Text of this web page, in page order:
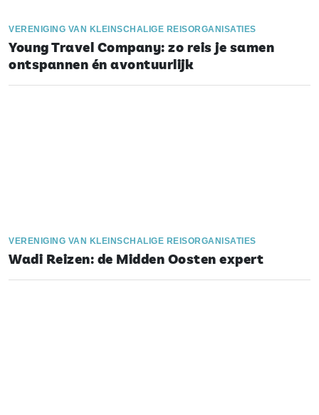
VERENIGING VAN KLEINSCHALIGE REISORGANISATIES
Young Travel Company: zo reis je samen
ontspannen én avontuurlijk
VERENIGING VAN KLEINSCHALIGE REISORGANISATIES
Wadi Reizen: de Midden Oosten expert